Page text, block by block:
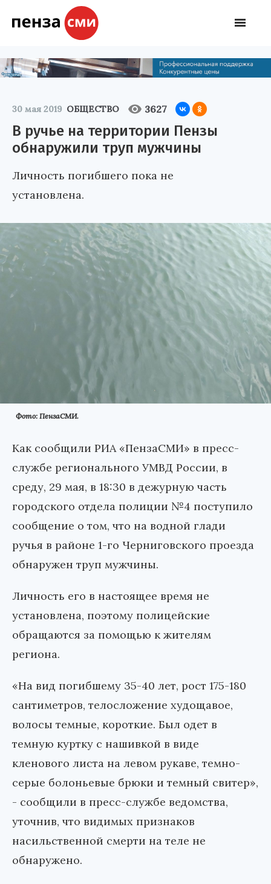
30 мая 2019 ОБЩЕСТВО 3627
В ручье на территории Пензы
обнаружили труп мужчины
Личность погибшего пока не
установлена.
Фото: ПензаСМИ.
Как сообщили РИА «ПензаСМИ» в пресс-
службе регионального УМВД России, в
среду, 29 мая, в 18:30 в дежурную часть
городского отдела полиции №4 поступило
сообщение о том, что на водной глади
ручья в районе 1-го Черниговского проезда
обнаружен труп мужчины.
Личность его в настоящее время не
установлена, поэтому полицейские
обращаются за помощью к жителям
региона.
«На вид погибшему 35-40 лет, рост 175-180
сантиметров, телосложение худощавое,
волосы темные, короткие. Был одет в
темную куртку с нашивкой в виде
кленового листа на левом рукаве, темно-
серые болоньевые брюки и темный свитер»,
- сообщили в пресс-службе ведомства,
уточнив, что видимых признаков
насильственной смерти на теле не
обнаружено.